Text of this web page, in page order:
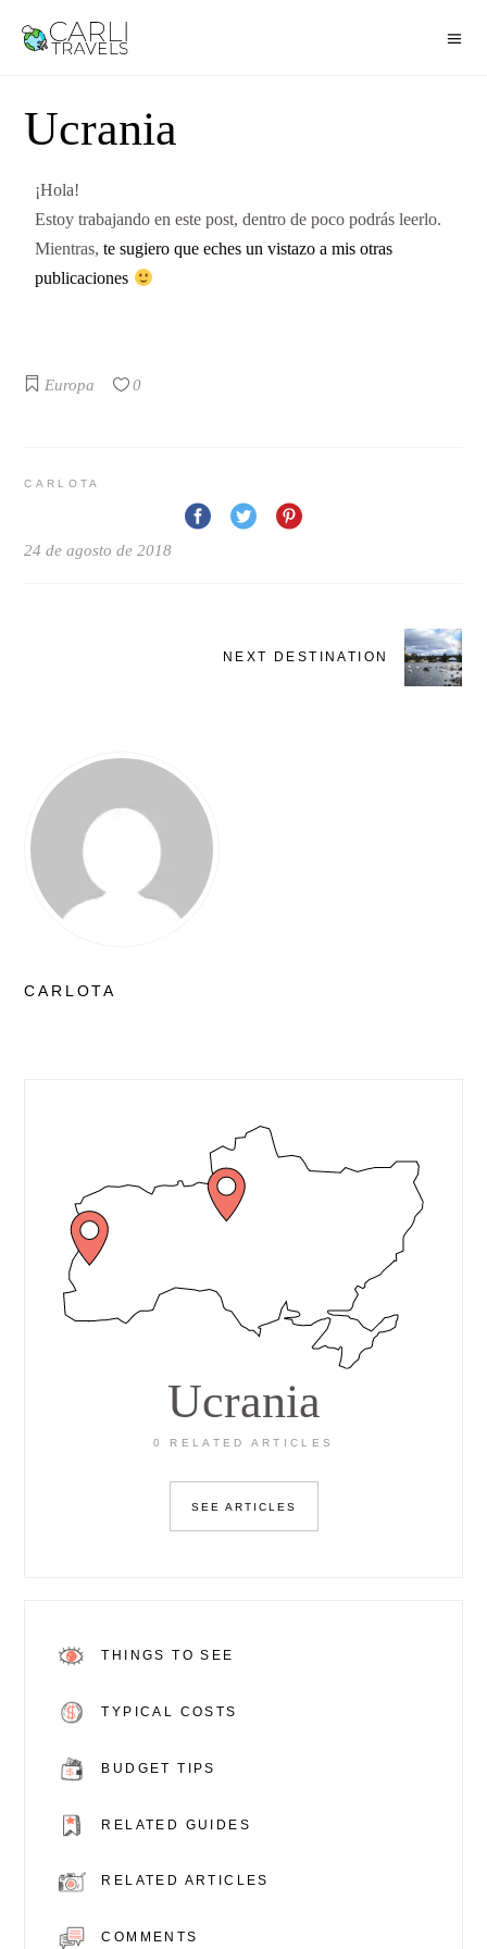
Ucrania
¡Hola!
Estoy trabajando en este post, dentro de poco podrás leerlo.
Mientras,te sugiero que eches un vistazo a mis otras
publicaciones
Europa 0
CARLOTA
24 de agosto de 2018
NEXT DESTINATION
CARLOTA
Ucrania
0 RELATED ARTICLES
SEE ARTICLES
THINGS TO SEE
TYPICAL COSTS
BUDGET TIPS
RELATED GUIDES
RELATED ARTICLES
COMMENTS